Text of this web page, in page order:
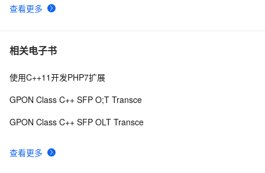
9 5、程序设计实践读书笔记
10
ELIMINATOR
查看更多
相关电子书
查看更多
使用C++11开发PHP7扩展
GPON Class C++ SFP O;T Transce
GPON Class C++ SFP OLT Transce